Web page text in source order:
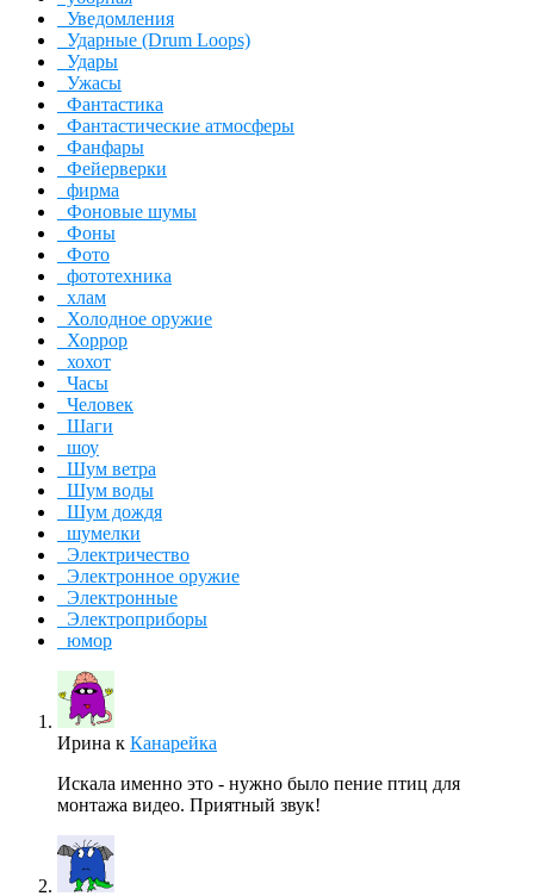
Уведомления
Ударные (Drum Loops)
Удары
Ужасы
Фантастика
Фантастические атмосферы
Фанфары
Фейерверки
фирма
Фоновые шумы
Фоны
Фото
фототехника
хлам
Холодное оружие
Хоррор
хохот
Часы
Человек
Шаги
шоу
Шум ветра
Шум воды
Шум дождя
шумелки
Электричество
Электронное оружие
Электронные
Электроприборы
юмор
Ирина к Канарейка
Искала именно это - нужно было пение птиц для
монтажа видео. Приятный звук!